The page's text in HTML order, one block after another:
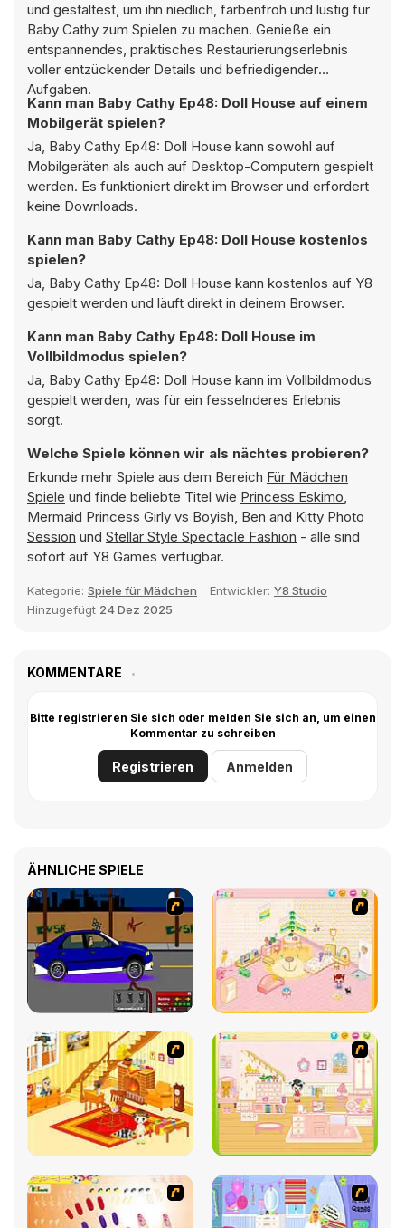
und gestaltest, um ihn niedlich, farbenfroh und lustig für
Baby Cathy zum Spielen zu machen. Genieße ein
entspannendes, praktisches Restaurierungserlebnis
voller entzückender Details und befriedigender
Aufgaben.
Kann man Baby Cathy Ep48: Doll House auf einem
Mobilgerät spielen?
Ja, Baby Cathy Ep48: Doll House kann sowohl auf
Mobilgeräten als auch auf Desktop-Computern gespielt
werden. Es funktioniert direkt im Browser und erfordert
keine Downloads.
Kann man Baby Cathy Ep48: Doll House kostenlos
spielen?
Ja, Baby Cathy Ep48: Doll House kann kostenlos auf Y8
gespielt werden und läuft direkt in deinem Browser.
Kann man Baby Cathy Ep48: Doll House im
Vollbildmodus spielen?
Ja, Baby Cathy Ep48: Doll House kann im Vollbildmodus
gespielt werden, was für ein fesselnderes Erlebnis
sorgt.
Welche Spiele können wir als nächtes probieren?
Erkunde mehr Spiele aus dem Bereich Für Mädchen
Spiele und finde beliebte Titel wie Princess Eskimo,
Mermaid Princess Girly vs Boyish, Ben and Kitty Photo
Session und Stellar Style Spectacle Fashion - alle sind
sofort auf Y8 Games verfügbar.
Kategorie: Spiele für Mädchen Entwickler: Y8 Studio
Hinzugefügt 24 Dez 2025
KOMMENTARE
Bitte registrieren Sie sich oder melden Sie sich an, um einen
Kommentar zu schreiben
Registrieren Anmelden
ÄHNLICHE SPIELE